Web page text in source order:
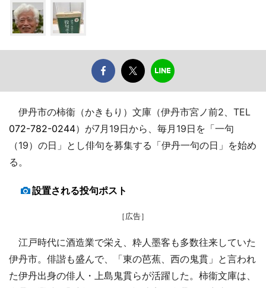
伊丹市の柿衞（かきもり）文庫（伊丹市宮ノ前2、TEL
072-782-0244）が7月19日から、毎月19日を「一句
（19）の日」とし俳句を募集する「伊丹一句の日」を始め
る。
設置される投句ポスト
［広告］
江戸時代に酒造業で栄え、粋人墨客も多数往来していた
伊丹市。俳諧も盛んで、「東の芭蕉、西の鬼貫」と言われ
た伊丹出身の俳人・上島鬼貫らが活躍した。柿衞文庫は、